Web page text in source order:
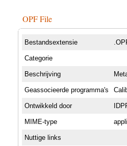
OPF File
Bestandsextensie
Categorie
Beschrijving
Geassocieerde programma's
Ontwikkeld door
MIME-type
Nuttige links